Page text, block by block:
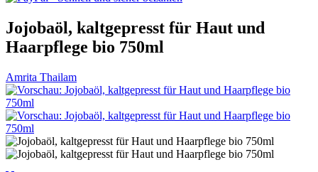
Jojobaöl, kaltgepresst für Haut und
Haarpflege bio 750ml
Amrita Thailam